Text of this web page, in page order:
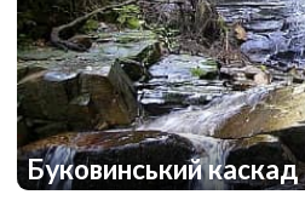
Буковинський каскад